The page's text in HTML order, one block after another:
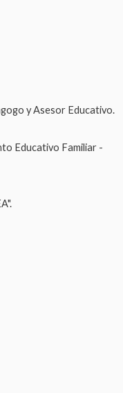
y Asesor Educativo.
Educativo Familiar -